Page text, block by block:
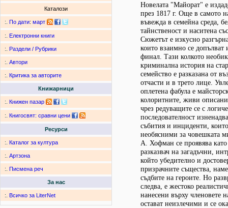
Каталози
:. По дати: март
:. Електронни книги
:. Раздели / Рубрики
:. Автори
:. Критика за авторите
Книжарници
:. Книжен пазар
:. Книгосвят: сравни цени
Ресурси
:. Каталог за култура
:. Артзона
:. Писмена реч
За нас
:. Всичко за LiterNet
Новелата "Майорат" е
през 1817 г. Още в самото
въвежда в семейна среда,
тайнственост и наситена
Сюжетът е изкусно
които взаимно се допълват
финал. Тази колкото
криминална история на
семейство е разказана от
отчасти и в трето лице.
оплетена фабула е
колоритните, живи
чрез редуващите се с
последователност
събития и инциденти,
необясними за човешката
А. Хофман се проявява
разказвач на загадъчни,
който убедително и
призрачните същества,
съдбите на героите. Но
следва, е жестоко
нанесени върху членовете
остават неизлечими и се